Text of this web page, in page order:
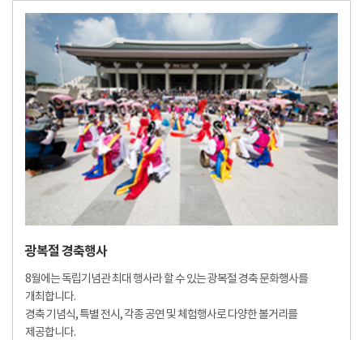
광복절 경축행사
8월에는 독립기념관 최대 행사라 할 수 있는 광복절 경축 문화행사를
개최합니다.
경축 기념식, 특별 전시, 각종 공연 및 체험행사로 다양한 볼거리를
제공합니다.